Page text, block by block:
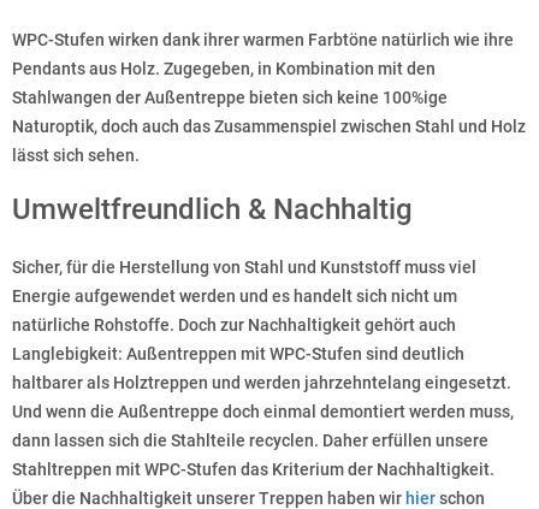
WPC-Stufen wirken dank ihrer warmen Farbtöne natürlich wie ihre
Pendants aus Holz. Zugegeben, in Kombination mit den
Stahlwangen der Außentreppe bieten sich keine 100%ige
Naturoptik, doch auch das Zusammenspiel zwischen Stahl und Holz
lässt sich sehen.
Umweltfreundlich & Nachhaltig
Sicher, für die Herstellung von Stahl und Kunststoff muss viel
Energie aufgewendet werden und es handelt sich nicht um
natürliche Rohstoffe. Doch zur Nachhaltigkeit gehört auch
Langlebigkeit: Außentreppen mit WPC-Stufen sind deutlich
haltbarer als Holztreppen und werden jahrzehntelang eingesetzt.
Und wenn die Außentreppe doch einmal demontiert werden muss,
dann lassen sich die Stahlteile recyclen. Daher erfüllen unsere
Stahltreppen mit WPC-Stufen das Kriterium der Nachhaltigkeit.
Über die Nachhaltigkeit unserer Treppen haben wir hierschon